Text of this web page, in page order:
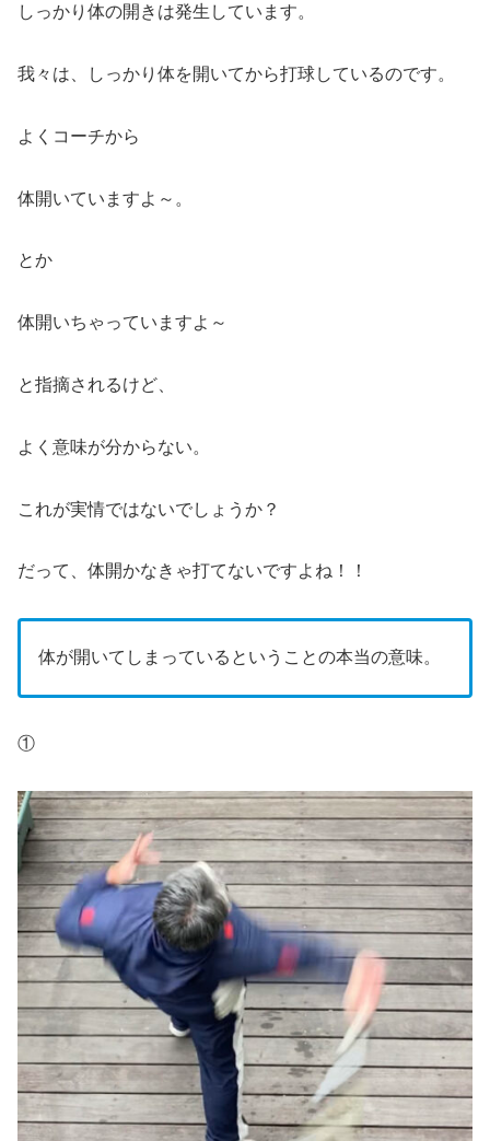
しっかり体の開きは発生しています。
我々は、しっかり体を開いてから打球しているのです。
よくコーチから
体開いていますよ～。
とか
体開いちゃっていますよ～
と指摘されるけど、
よく意味が分からない。
これが実情ではないでしょうか？
だって、体開かなきゃ打てないですよね！！
体が開いてしまっているということの本当の意味。
①